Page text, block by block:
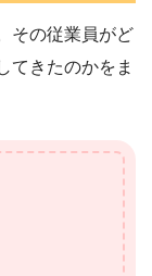
その従業員がど
てきたのかをま